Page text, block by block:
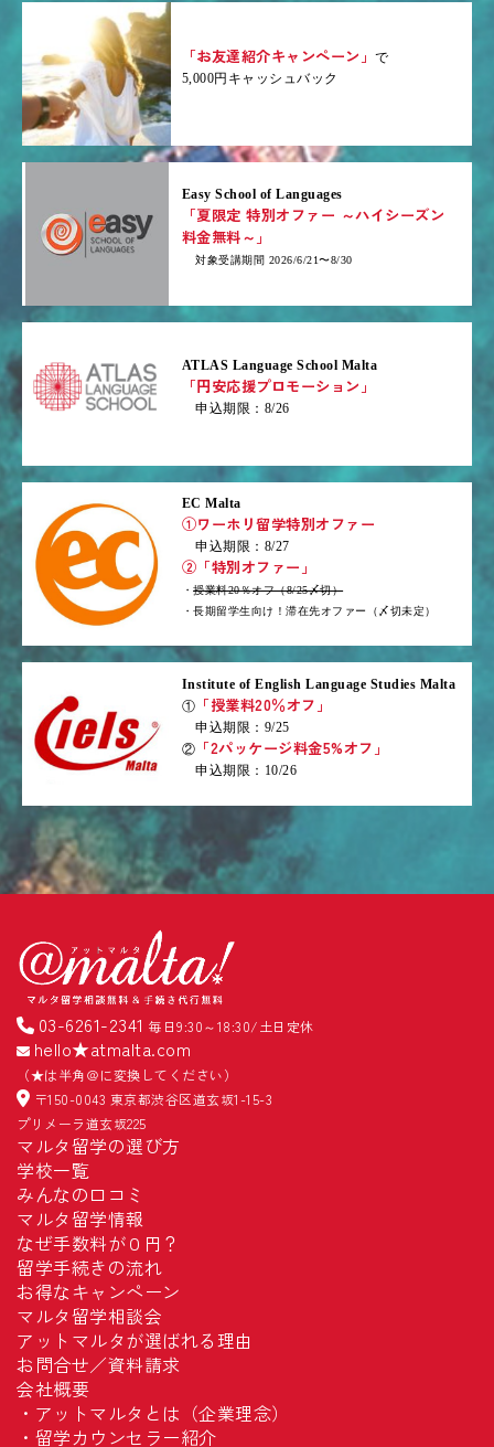
「お友達紹介キャンペーン」で
5,000円キャッシュバック
Easy School of Languages
「夏限定 特別オファー ～ハイシーズン
料金無料～」
対象受講期間 2026/6/21〜8/30
ATLAS Language School Malta
「円安応援プロモーション」
申込期限：8/26
EC Malta
①ワーホリ留学特別オファー
申込期限：8/27
②「特別オファー」
・授業料20％オフ（8/25〆切）
・長期留学生向け！滞在先オファー（〆切未定）
Institute of English Language Studies Malta
① 「授業料20％オフ」
申込期限：9/25
② 「2パッケージ料金5%オフ」
申込期限：10/26
03-6261-2341 毎日9:30～18:30/土日定休
hello★atmalta.com
（★は半角＠に変換してください）
〒150-0043 東京都渋谷区道玄坂1-15-3
プリメーラ道玄坂225
マルタ留学の選び方
学校一覧
みんなの口コミ
マルタ留学情報
なぜ手数料が０円？
留学手続きの流れ
お得なキャンペーン
マルタ留学相談会
アットマルタが選ばれる理由
お問合せ／資料請求
会社概要
・ アットマルタとは（企業理念）
・ 留学カウンセラー紹介